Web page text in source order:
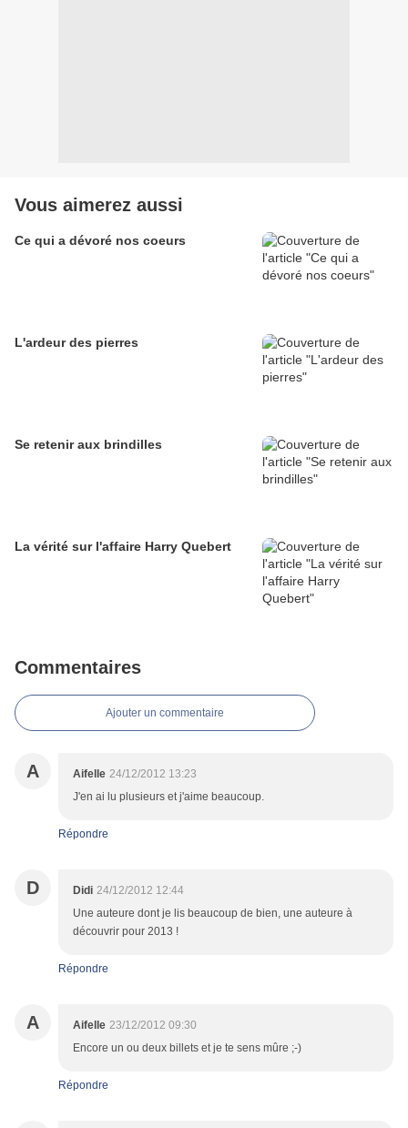
Vous aimerez aussi
Ce qui a dévoré nos coeurs
L'ardeur des pierres
Se retenir aux brindilles
La vérité sur l'affaire Harry Quebert
Commentaires
Ajouter un commentaire
A Aifelle 24/12/2012 13:23
J'en ai lu plusieurs et j'aime beaucoup.
Répondre
D Didi 24/12/2012 12:44
Une auteure dont je lis beaucoup de bien, une auteure à
découvrir pour 2013 !
Répondre
A Aifelle 23/12/2012 09:30
Encore un ou deux billets et je te sens mûre ;-)
Répondre